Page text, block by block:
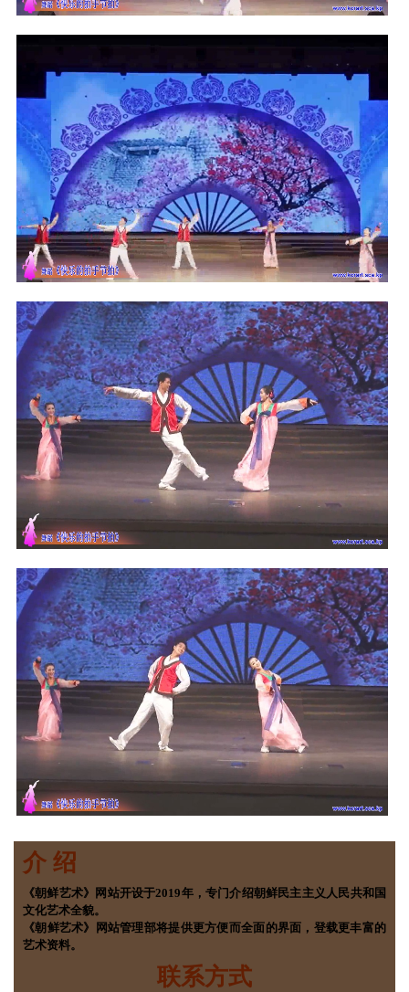
介 绍
《朝鲜艺术》网站开设于2019年，专门介绍朝鲜民主主义人民共和国
文化艺术全貌。
《朝鲜艺术》网站管理部将提供更方便而全面的界面，登载更丰富的
艺术资料。
联系方式